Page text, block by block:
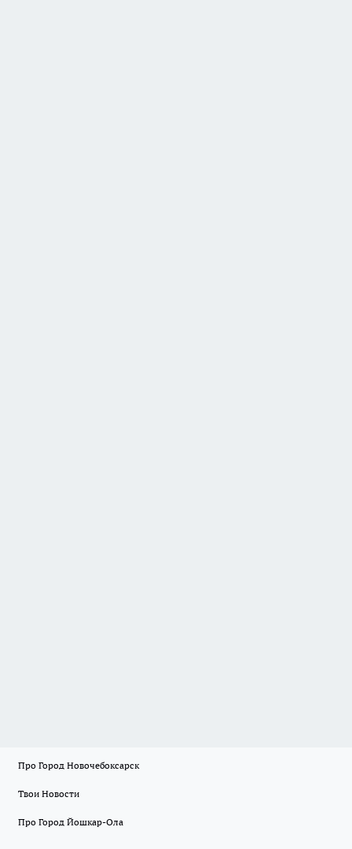
Про Город Новочебоксарск
Твои Новости
Про Город Йошкар-Ола